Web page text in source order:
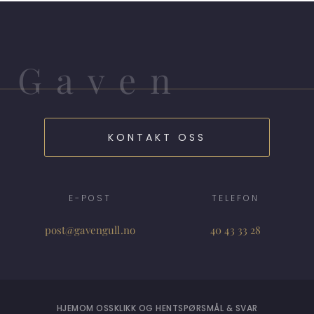
KONTAKT OSS
E-POST
post@gavengull.no
TELEFON
40 43 33 28
Gaven
HJEMOM OSSKLIKK OG HENTSPØRSMÅL & SVAR